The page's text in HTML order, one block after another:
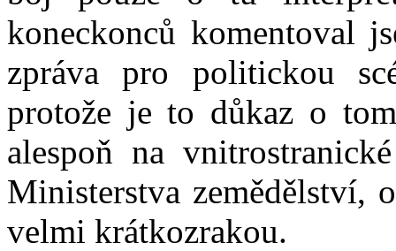
koneckonců komentoval
zpráva pro politickou
protože je to důkaz o
alespoň na
Ministerstva zemědělství,
velmi krátkozrakou.